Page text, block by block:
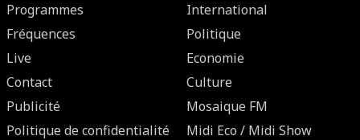
Programmes
Fréquences
Live
Contact
Publicité
Politique de confidentialité
International
Politique
Economie
Culture
Mosaique FM
Midi Eco / Midi Show